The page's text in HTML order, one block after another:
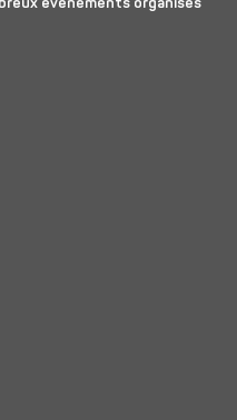
événements organisés